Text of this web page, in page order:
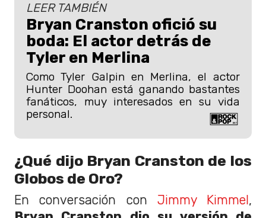
LEER TAMBIÉN
Bryan Cranston ofició su
boda: El actor detrás de
Tyler en Merlina
Como Tyler Galpin en Merlina, el actor
Hunter Doohan está ganando bastantes
fanáticos, muy interesados en su vida
personal.
¿Qué dijo Bryan Cranston de los
Globos de Oro?
En conversación con Jimmy Kimmel,